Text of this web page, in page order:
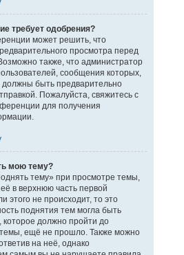
требует одобрения?
может решить, что
просмотра перед
также, что администратор
сообщения которых,
быть предварительно
Пожалуйста, свяжитесь с
для получения
мою тему?
тему» при просмотре темы,
в верхнюю часть первой
этого не происходит, то это
поднятия тем могла быть
которое должно пройти до
ещё не прошло. Также можно
на неё, однако